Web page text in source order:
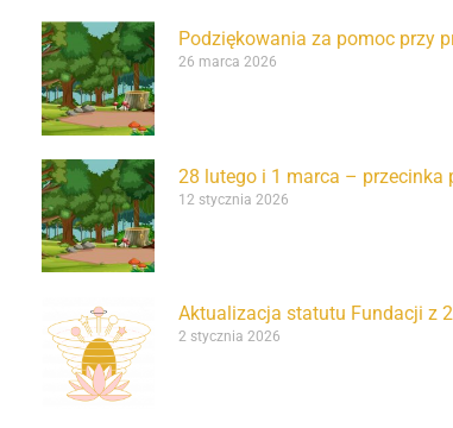
Podziękowania za pomoc przy
26 marca 2026
28 lutego i 1 marca – przecinka
12 stycznia 2026
Aktualizacja statutu Fundacji z
2 stycznia 2026